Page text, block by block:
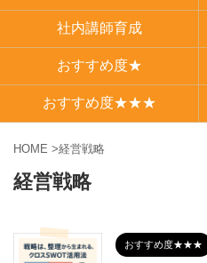
社内講師育成
おすすめ度★
おすすめ度★★★
HOME >経営戦略
経営戦略
おすすめ度★★★